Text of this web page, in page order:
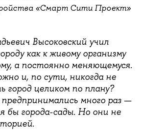
«Смарт Сити Проект»
Высоковский учил
как к живому организму
а постоянно меняющемуся.
и, по сути, никогда не
город целиком по плану?
много раз —
бы города-сады. Но они не